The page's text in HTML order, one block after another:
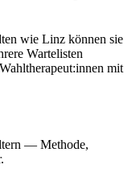
wie Linz können sie
Wartelisten
mit
— Methode,